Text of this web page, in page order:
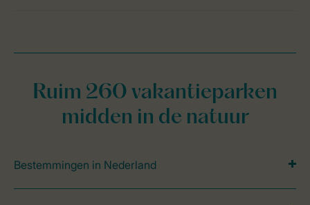
Ruim 260 vakantieparken
midden in de natuur
Bestemmingen in Nederland